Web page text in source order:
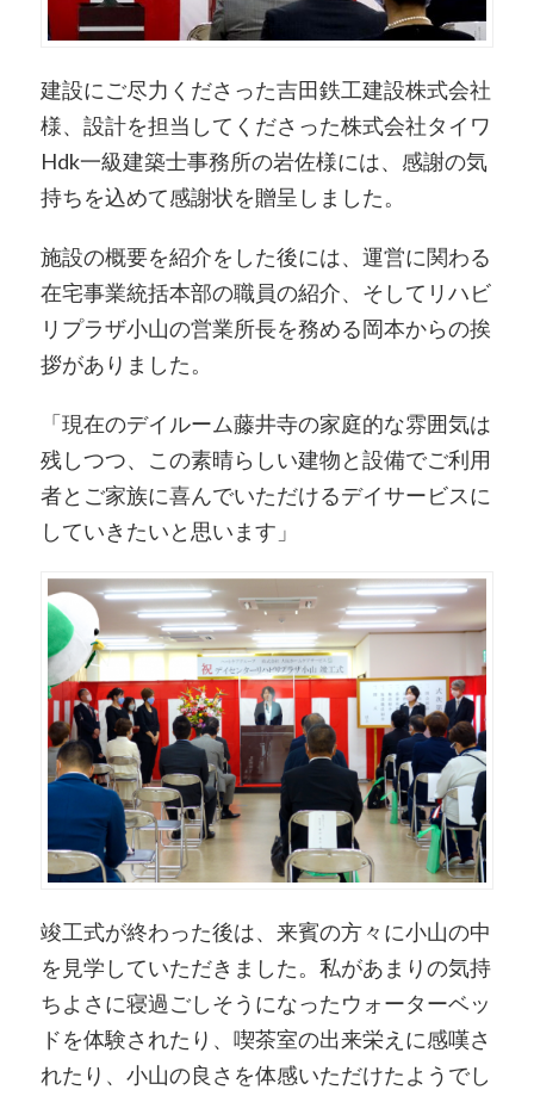
建設にご尽力くださった吉田鉄工建設株式会社
様、設計を担当してくださった株式会社タイワ
Hdk一級建築士事務所の岩佐様には、感謝の気
持ちを込めて感謝状を贈呈しました。
施設の概要を紹介をした後には、運営に関わる
在宅事業統括本部の職員の紹介、そしてリハビ
リプラザ小山の営業所長を務める岡本からの挨
拶がありました。
「現在のデイルーム藤井寺の家庭的な雰囲気は
残しつつ、この素晴らしい建物と設備でご利用
者とご家族に喜んでいただけるデイサービスに
していきたいと思います」
竣工式が終わった後は、来賓の方々に小山の中
を見学していただきました。私があまりの気持
ちよさに寝過ごしそうになったウォーターベッ
ドを体験されたり、喫茶室の出来栄えに感嘆さ
れたり、小山の良さを体感いただけたようでし